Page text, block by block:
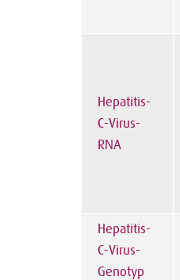
Hepatitis-
C-Virus-
RNA
Hepatitis-
C-Virus-
Genotyp